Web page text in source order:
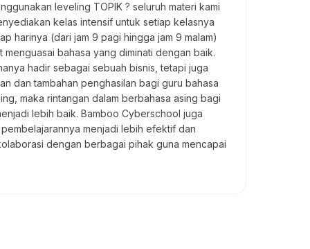
leveling TOPIK ? seluruh materi kami
kelas intensif untuk setiap kelasnya
harinya (dari jam 9 pagi hingga jam 9 malam)
bahasa yang diminati dengan baik.
hadir sebagai sebuah bisnis, tetapi juga
dan tambahan penghasilan bagi guru bahasa
maka rintangan dalam berbahasa asing bagi
lebih baik. Bamboo Cyberschool juga
menjadi lebih efektif dan
dengan berbagai pihak guna mencapai